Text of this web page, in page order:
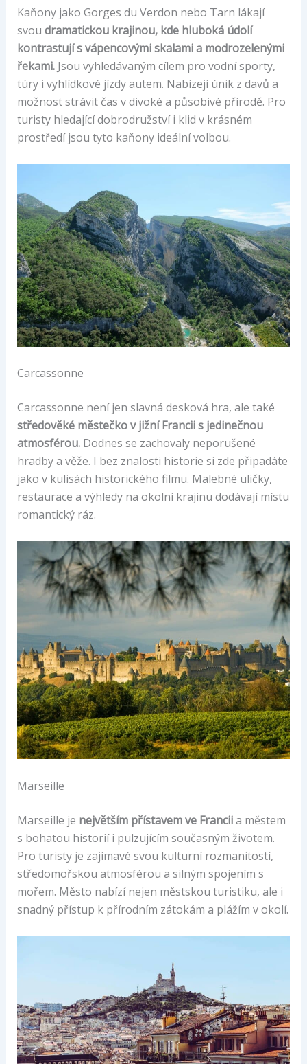
Kaňony jako Gorges du Verdon nebo Tarn lákají
svou dramatickou krajinou, kde hluboká údolí
kontrastují s vápencovými skalami a modrozelenými
řekami.Jsou vyhledávaným cílem pro vodní sporty,
túry i vyhlídkové jízdy autem. Nabízejí únik z davů a
možnost strávit čas v divoké a působivé přírodě. Pro
turisty hledající dobrodružství i klid v krásném
prostředí jsou tyto kaňony ideální volbou.
Carcassonne
Carcassonne není jen slavná desková hra, ale také
středověké městečko v jižní Francii s jedinečnou
atmosférou. Dodnes se zachovaly neporušené
hradby a věže. I bez znalosti historie si zde připadáte
jako v kulisách historického filmu. Malebné uličky,
restaurace a výhledy na okolní krajinu dodávají místu
romantický ráz.
Marseille
Marseille je největším přístavem ve Franciia městem
s bohatou historií i pulzujícím současným životem.
Pro turisty je zajímavé svou kulturní rozmanitostí,
středomořskou atmosférou a silným spojením s
mořem. Město nabízí nejen městskou turistiku, ale i
snadný přístup k přírodním zátokám a plážím v okolí.